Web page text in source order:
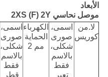
الأبعاد
موصل نحاسي 2XS (F) 2Y
لا.من
كوريس
اسمى،
صورى
شكلى،
بالاسم
فقط
تعبر
الكهرباء
الحماية
مم 2
اسمى،
صورى
شكلى،
بالاسم
فقط
قطر